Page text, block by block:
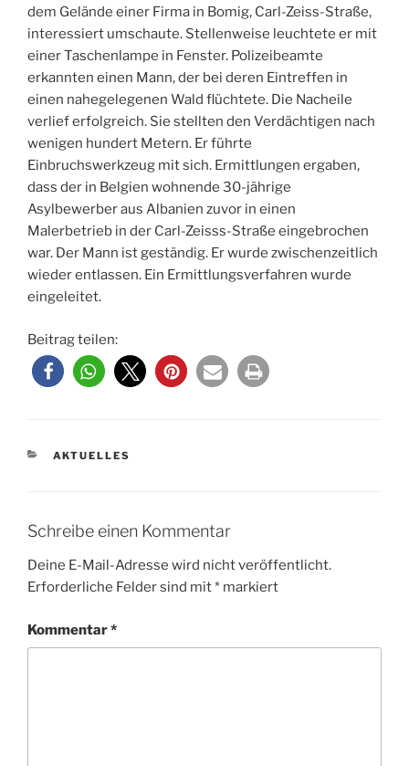
dem Gelände einer Firma in Bomig, Carl-Zeiss-Straße,
interessiert umschaute. Stellenweise leuchtete er mit
einer Taschenlampe in Fenster. Polizeibeamte
erkannten einen Mann, der bei deren Eintreffen in
einen nahegelegenen Wald flüchtete. Die Nacheile
verlief erfolgreich. Sie stellten den Verdächtigen nach
wenigen hundert Metern. Er führte
Einbruchswerkzeug mit sich. Ermittlungen ergaben,
dass der in Belgien wohnende 30-jährige
Asylbewerber aus Albanien zuvor in einen
Malerbetrieb in der Carl-Zeisss-Straße eingebrochen
war. Der Mann ist geständig. Er wurde zwischenzeitlich
wieder entlassen. Ein Ermittlungsverfahren wurde
eingeleitet.
Beitrag teilen:
KATEGORIEN
AKTUELLES
Schreibe einen Kommentar
Deine E-Mail-Adresse wird nicht veröffentlicht.
Erforderliche Felder sind mit* markiert
Kommentar*